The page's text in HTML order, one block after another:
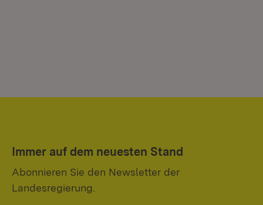
Immer auf dem neuesten Stand
Abonnieren Sie den Newsletter der
Landesregierung.